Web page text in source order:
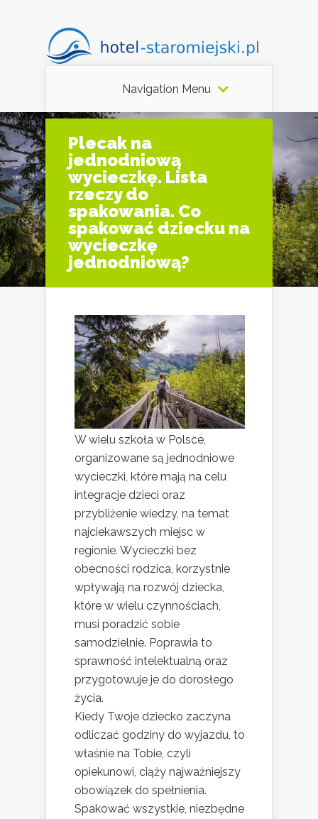
Navigation Menu
Plecak na
jednodniową
wycieczkę. Lista
rzeczy do
spakowania. Co
spakować dziecku na
wycieczkę
jednodniową?
W wielu szkoła w Polsce,
organizowane są jednodniowe
wycieczki, które mają na celu
integracje dzieci oraz
przybliżenie wiedzy, na temat
najciekawszych miejsc w
regionie. Wycieczki bez
obecności rodzica, korzystnie
wpływają na rozwój dziecka,
które w wielu czynnościach,
musi poradzić sobie
samodzielnie. Poprawia to
sprawność intelektualną oraz
przygotowuje je do dorosłego
życia.
Kiedy Twoje dziecko zaczyna
odliczać godziny do wyjazdu, to
właśnie na Tobie, czyli
opiekunowi, ciąży najważniejszy
obowiązek do spełnienia.
Spakować wszystkie, niezbędne